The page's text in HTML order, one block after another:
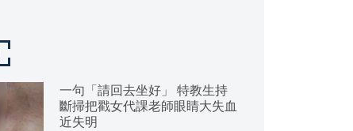
一句「請回去坐好」 特教生持
斷掃把戳女代課老師眼睛大失血
近失明